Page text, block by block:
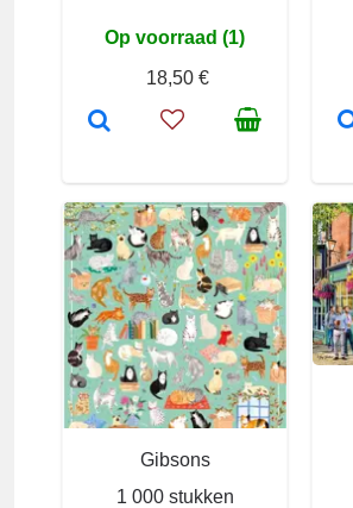
Op voorraad (1)
18,50 €
Gibsons
1 000 stukken